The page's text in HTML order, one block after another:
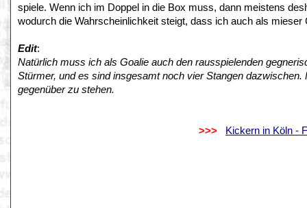
spiele. Wenn ich im Doppel in die Box muss, dann meistens
wodurch die Wahrscheinlichkeit steigt, dass ich auch als mieser
Edit:
Natürlich muss ich als Goalie auch den rausspielenden
Stürmer, und es sind insgesamt noch vier Stangen
gegenüber zu stehen.
>>>
Kickern in Köln -